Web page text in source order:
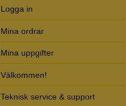
Logga in
Mina ordrar
Mina uppgifter
Välkommen!
Teknisk service & support